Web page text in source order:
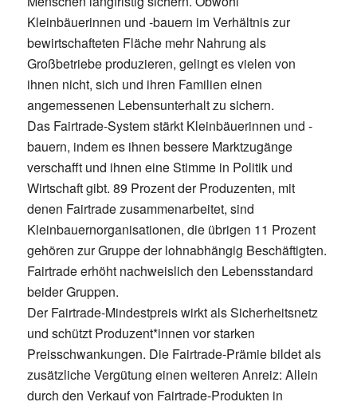
Kleinbäuerinnen und -bauern im Verhältnis zur
bewirtschafteten Fläche mehr Nahrung als
Großbetriebe produzieren, gelingt es vielen von
ihnen nicht, sich und ihren Familien einen
angemessenen Lebensunterhalt zu sichern.
Das Fairtrade-System stärkt Kleinbäuerinnen und -
bauern, indem es ihnen bessere Marktzugänge
verschafft und ihnen eine Stimme in Politik und
Wirtschaft gibt. 89 Prozent der Produzenten, mit
denen Fairtrade zusammenarbeitet, sind
Kleinbauernorganisationen, die übrigen 11 Prozent
gehören zur Gruppe der lohnabhängig Beschäftigten.
Fairtrade erhöht nachweislich den Lebensstandard
beider Gruppen.
Der Fairtrade-Mindestpreis wirkt als Sicherheitsnetz
und schützt Produzent*innen vor starken
Preisschwankungen. Die Fairtrade-Prämie bildet als
zusätzliche Vergütung einen weiteren Anreiz: Allein
durch den Verkauf von Fairtrade-Produkten in